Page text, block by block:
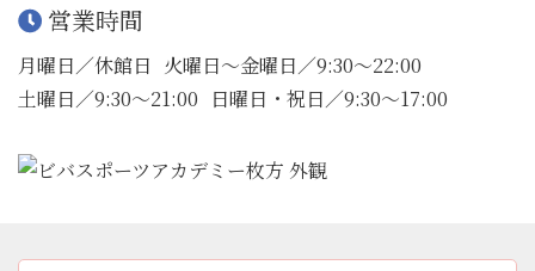
営業時間
月曜日／休館日 火曜日〜金曜日／9:30〜22:00
土曜日／9:30〜21:00
日曜日・祝日／9:30〜17:00